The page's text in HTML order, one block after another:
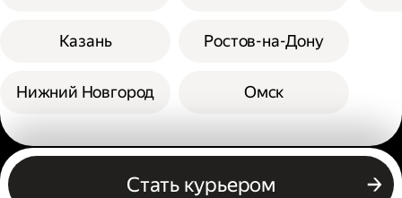
Казань
Нижний Новгород
Ростов-на-Дону
Омск
Стать курьером
Другие профессии